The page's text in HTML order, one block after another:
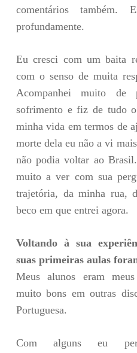
comentários também.
profundamente.
Eu cresci com um baita
com o senso de muita
Acompanhei muito
sofrimento e fiz de tudo
minha vida em termos de
morte dela eu não a vi
não podia voltar ao
muito a ver com sua
trajetória, da minha rua,
beco em que entrei agora.
Voltando à sua
suas primeiras aulas
Meus alunos eram
muito bons em outras
Portuguesa.
Com alguns eu